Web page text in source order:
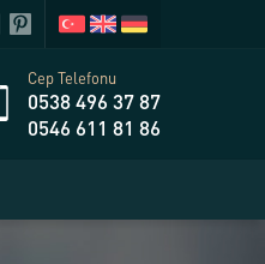
Cep Telefonu
0538 496 37 87
0546 611 81 86